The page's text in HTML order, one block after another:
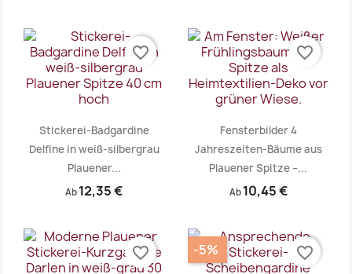
Vorschau Vorschau
Vorschau
Stickerei-Badgardine
Delfine in weiß-silbergrau
Plauener...
Ab 12,35 €
favorite_border
Vorschau
Fensterbilder 4
Jahreszeiten-Bäume aus
Plauener Spitze –...
Ab 10,45 €
favorite_border
favorite_border -5% favorite_border